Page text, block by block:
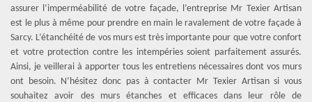
assurer l’imperméabilité de votre façade, l’entreprise Mr Texier Artisan
est le plus à même pour prendre en main le ravalement de votre façade à
Sarcy. L’étanchéité de vos murs est très importante pour que votre confort
et votre protection contre les intempéries soient parfaitement assurés.
Ainsi, je veillerai à apporter tous les entretiens nécessaires dont vos murs
ont besoin. N’hésitez donc pas à contacter Mr Texier Artisan si vous
souhaitez avoir des murs étanches et efficaces dans leur rôle de